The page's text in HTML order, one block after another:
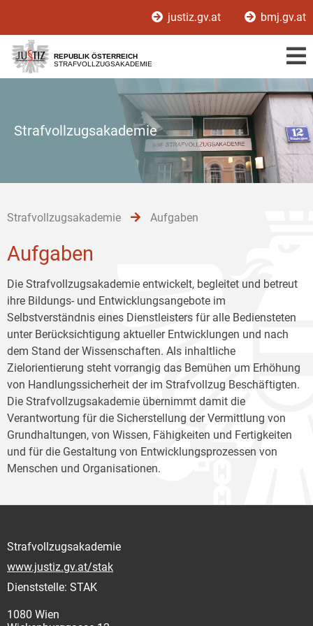
[1]
[2]
[3]
justiz.gv.at bmj.gv.at
REPUBLIK ÖSTERREICH
STRAFVOLLZUGSAKADEMIE
Strafvollzugsakademie
Strafvollzugsakademie Aufgaben
Aufgaben
Die Strafvollzugsakademie entwickelt, begleitet und betreut
ihre Bildungs- und Entwicklungsangebote im
Selbstverständnis eines Dienstleisters für alle Bediensteten
unter Berücksichtigung aktueller Entwicklungen und nach
dem Stand der Wissenschaften. Als inhaltliche
Zielorientierung steht vorrangig das Bemühen um Erhöhung
von Handlungssicherheit der im Strafvollzug Beschäftigten.
Die Strafvollzugsakademie übernimmt damit die
Verantwortung für die Sicherstellung der Vermittlung von
Grundhaltungen, von Wissen, Fähigkeiten und Fertigkeiten
und für die Gestaltung von Entwicklungsprozessen von
Menschen und Organisationen.
Strafvollzugsakademie
www.justiz.gv.at/stak
Dienststelle: STAK
1080 Wien